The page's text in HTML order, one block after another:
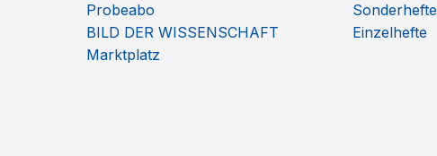
Probeabo
BILD DER WISSENSCHAFT
Marktplatz
Sonderhefte
Einzelhefte